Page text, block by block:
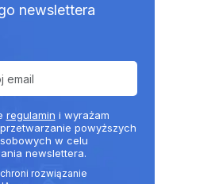
newslettera
regulamin i wyrażam
powyższych
w celu
newslettera.